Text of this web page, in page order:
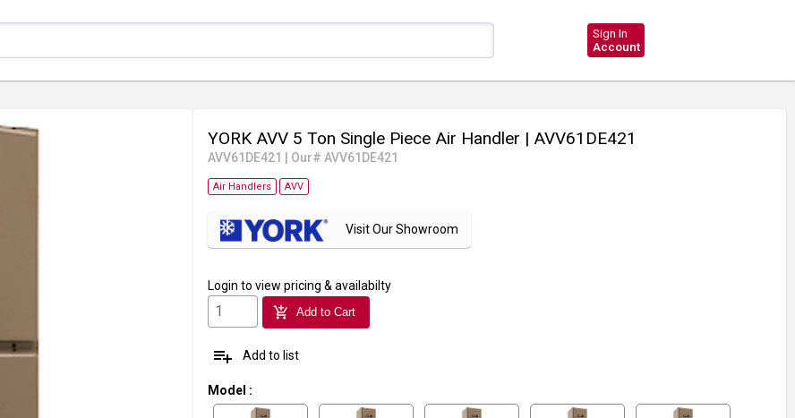
Sign In
Account
YORK AVV 5 Ton Single Piece Air Handler | AVV61DE421
AVV61DE421 Our# AVV61DE421
Air Handlers AVV
Visit Our Showroom
Login to view pricing & availabilty
add_shopping_cart Add to Cart
playlist_add Add to list
Model :